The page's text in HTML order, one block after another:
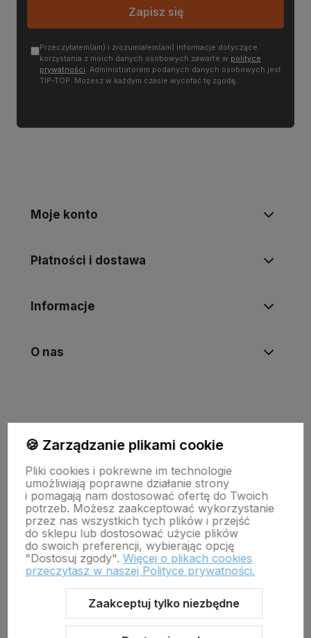
Zapisz się
Przeczytałem(am) i zrozumiałem(am) informacje dotyczące
korzystania z moich danych osobowych zawarte w polityce
prywatności. Administratorem podanych danych osobowych jest
TIP-TOP. Możesz w każdym czasie wycofać tę zgodę.
Moje konto
Płatności i dostawa
Informacje
O nas
Wojewódzki Inspektorat Weterynarii w Zielonej Górze
ul. Botaniczna 14 65-306 Zielona Góra
tel. 68 453 73 00 tel. 68 453 73 01
email:zielonagora.wiw@wet.zgora.pl
GŁÓWNY INSPEKTORAT WETERYNARII
🍪 Zarządzanie plikami cookie
Pliki cookies i pokrewne im technologie
umożliwiają poprawne działanie strony
i pomagają nam dostosować ofertę do Twoich
potrzeb. Możesz zaakceptować wykorzystanie
przez nas wszystkich tych plików i przejść
do sklepu lub dostosować użycie plików
do swoich preferencji, wybierając opcję
"Dostosuj zgody". Więcej o plikach cookies
przeczytasz w naszej Polityce prywatności.
Zaakceptuj tylko niezbędne